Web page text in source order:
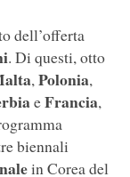
dell’offerta
. Di questi, otto
,Polonia,
eFrancia,
biennali
in Corea del